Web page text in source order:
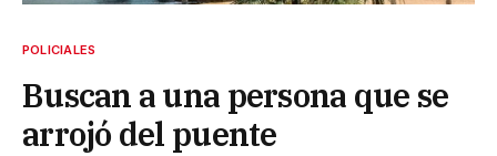
POLICIALES
Buscan a una persona que se
arrojó del puente